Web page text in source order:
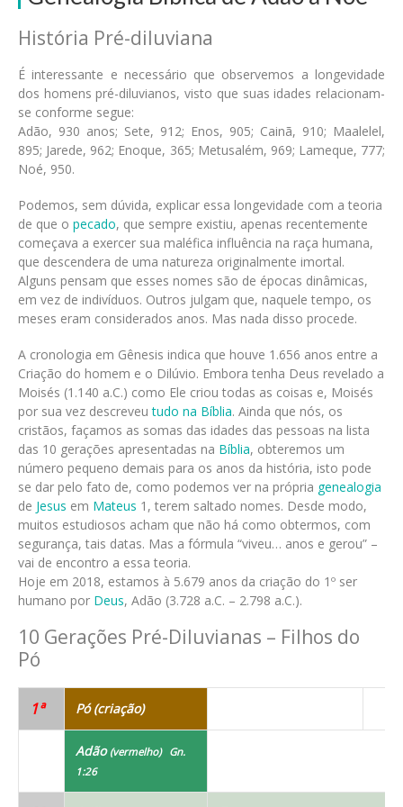
História Pré-diluviana
É interessante e necessário que observemos a longevidade
dos homens pré-diluvianos, visto que suas idades relacionam-
se conforme segue:
Adão, 930 anos; Sete, 912; Enos, 905; Cainã, 910; Maalelel,
895; Jarede, 962; Enoque, 365; Metusalém, 969; Lameque, 777;
Noé, 950.
Podemos, sem dúvida, explicar essa longevidade com a teoria
de que o pecado, que sempre existiu, apenas recentemente
começava a exercer sua maléfica influência na raça humana,
que descendera de uma natureza originalmente imortal.
Alguns pensam que esses nomes são de épocas dinâmicas,
em vez de indivíduos. Outros julgam que, naquele tempo, os
meses eram considerados anos. Mas nada disso procede.
A cronologia em Gênesis indica que houve 1.656 anos entre a
Criação do homem e o Dilúvio. Embora tenha Deus revelado a
Moisés (1.140 a.C.) como Ele criou todas as coisas e, Moisés
por sua vez descreveutudo na Bíblia. Ainda que nós, os
cristãos, façamos as somas das idades das pessoas na lista
das 10 gerações apresentadas na Bíblia, obteremos um
número pequeno demais para os anos da história, isto pode
se dar pelo fato de, como podemos ver na própria genealogia
de Jesus em Mateus 1, terem saltado nomes. Desde modo,
muitos estudiosos acham que não há como obtermos, com
segurança, tais datas. Mas a fórmula “viveu… anos e gerou” –
vai de encontro a essa teoria.
Hoje em 2018, estamos à 5.679 anos da criação do 1º ser
humano por Deus, Adão (3.728 a.C. – 2.798 a.C.).
10 Gerações Pré-Diluvianas – Filhos do
Pó
1ª Pó (criação)
Adão (vermelho) Gn.
1:26